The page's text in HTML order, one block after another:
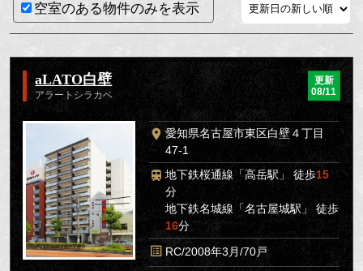
空室のある物件のみを表示
aLATO白壁
アラートシラカベ
更新
08/11
愛知県名古屋市東区白壁４丁目
47-1
地下鉄桜通線「高岳駅」 徒歩15
分
地下鉄名城線「名古屋城駅」 徒歩
16分
RC/2008年3月/70戸